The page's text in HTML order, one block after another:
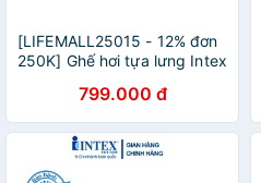
[LIFEMALL25015 - 12% đơn
250K] Ghế hơi tựa lưng Intex
799.000 đ